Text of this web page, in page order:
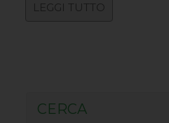
LEGGI TUTTO
CERCA